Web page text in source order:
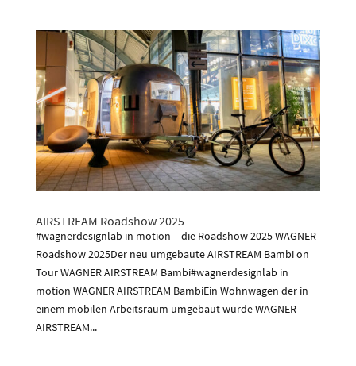
AIRSTREAM Roadshow 2025
#wagnerdesignlab in motion – die Roadshow 2025 WAGNER
Roadshow 2025Der neu umgebaute AIRSTREAM Bambi on
Tour WAGNER AIRSTREAM Bambi#wagnerdesignlab in
motion WAGNER AIRSTREAM BambiEin Wohnwagen der in
einem mobilen Arbeitsraum umgebaut wurde WAGNER
AIRSTREAM...